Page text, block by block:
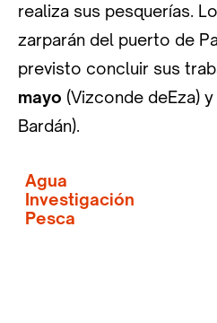
realiza sus pesquerías.
zarparán del puerto de
previsto concluir sus
mayo (Vizconde deEza) y
Bardán).
Agua
Investigación
Pesca